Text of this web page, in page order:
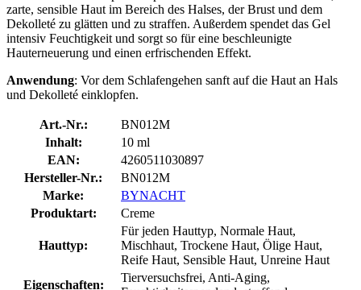
zarte, sensible Haut im Bereich des Halses, der Brust und dem
Dekolleté zu glätten und zu straffen. Außerdem spendet das Gel
intensiv Feuchtigkeit und sorgt so für eine beschleunigte
Hauterneuerung und einen erfrischenden Effekt.
Anwendung: Vor dem Schlafengehen sanft auf die Haut an Hals
und Dekolleté einklopfen.
Art.-Nr.:
BN012M
Inhalt:
10 ml
EAN:
4260511030897
Hersteller-Nr.:
BN012M
Marke:
BYNACHT
Produktart:
Creme
Hauttyp:
Für jeden Hauttyp, Normale Haut,
Mischhaut, Trockene Haut, Ölige Haut,
Reife Haut, Sensible Haut, Unreine Haut
Eigenschaften:
Tierversuchsfrei, Anti-Aging,